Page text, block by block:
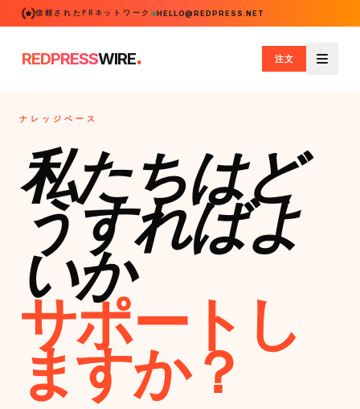
信頼されたPRネットワーク HELLO@REDPRESS.NET
REDPRESSWIRE. 注文
メニ
ナレッジベース
私たちはど
うすればよ
いか
サポートし
ますか？